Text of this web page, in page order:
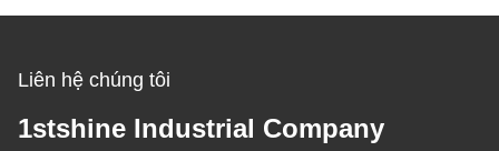
Liên hệ chúng tôi
1stshine Industrial Company